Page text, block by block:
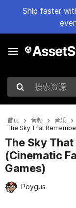
Ship faster
搜索资源
首页 音频
音乐
The Sky
(Cinematic
Games)
Poygus